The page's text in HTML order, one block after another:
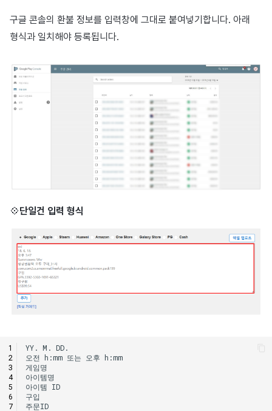
구글 콘솔의 환불 정보를 입력창에 그대로 붙여넣기합니다. 아래
형식과 일치해야 등록됩니다.
💠단일건 입력 형식